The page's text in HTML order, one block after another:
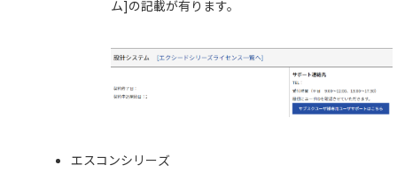
ム]の記載が有ります。
エスコンシリーズ